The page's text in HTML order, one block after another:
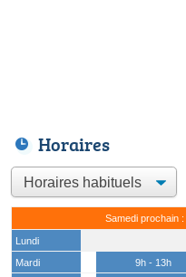
Horaires
Samedi prochain :
Lundi
Mardi
9h - 13h